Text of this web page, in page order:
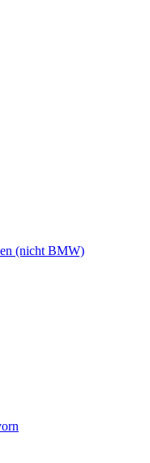
(nicht BMW)